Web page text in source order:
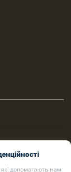
допомагають нам